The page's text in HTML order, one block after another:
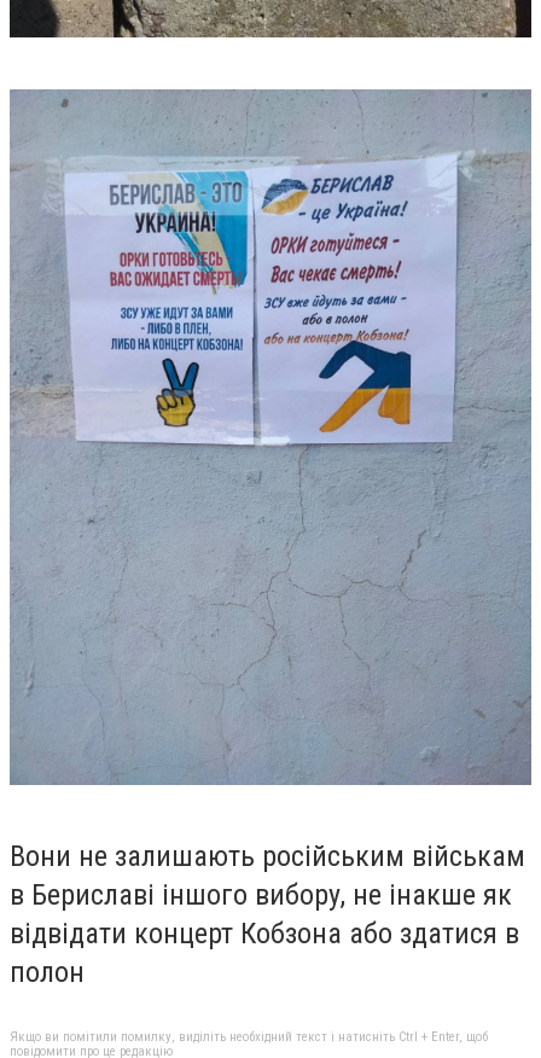
Вони не залишають російським військам
в Бериславі іншого вибору, не інакше як
відвідати концерт Кобзона або здатися в
полон
Якщо ви помітили помилку, виділіть необхідний текст і натисніть Ctrl + Enter, щоб
повідомити про це редакцію